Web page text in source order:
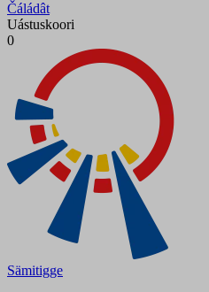
Čáládât
Uástuskoori
0
Sämitigge